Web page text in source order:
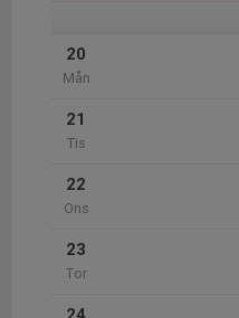
20
Mån
21
Tis
22
Ons
23
Tor